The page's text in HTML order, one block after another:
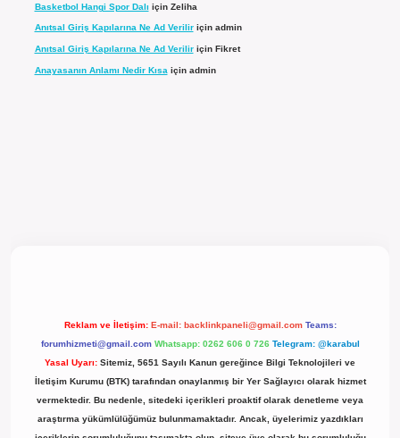
Basketbol Hangi Spor Dalı için Zeliha
Anıtsal Giriş Kapılarına Ne Ad Veriliriçin admin
Anıtsal Giriş Kapılarına Ne Ad Veriliriçin Fikret
Anayasanın Anlamı Nedir Kısa için admin
Reklam ve İletişim: E-mail: backlinkpaneli@gmail.com Teams:
forumhizmeti@gmail.com Whatsapp: 0262 606 0 726 Telegram: @karabul
Yasal Uyarı: Sitemiz, 5651 Sayılı Kanun gereğince Bilgi Teknolojileri ve
İletişim Kurumu (BTK) tarafından onaylanmış bir Yer Sağlayıcı olarak hizmet
vermektedir. Bu nedenle, sitedeki içerikleri proaktif olarak denetleme veya
araştırma yükümlülüğümüz bulunmamaktadır. Ancak, üyelerimiz yazdıkları